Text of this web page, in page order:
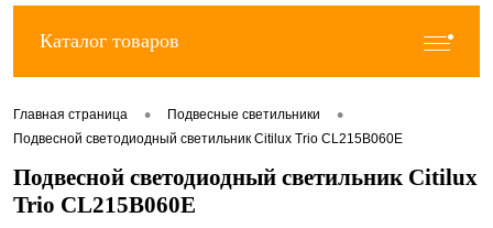
Каталог товаров
Главная страница • Подвесные светильники •
Подвесной светодиодный светильник Citilux Trio CL215B060E
Подвесной светодиодный светильник Citilux
Trio CL215B060E